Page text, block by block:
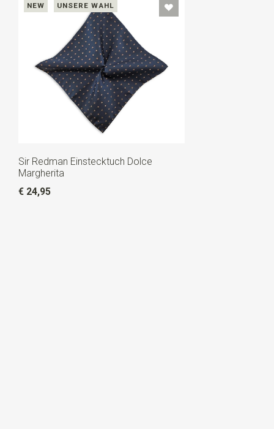
NEW UNSERE WAHL
Sir Redman Einstecktuch Dolce
Margherita
€ 24,95